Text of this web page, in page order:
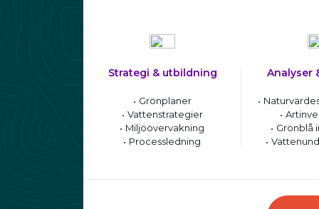
Strategi & utbildning
Grönplaner
Vattenstrategier
Miljöövervakning
Processledning
Analyser
Grönblå